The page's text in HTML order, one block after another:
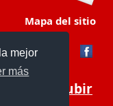
mejor
más
Mapa del sitio
Subir